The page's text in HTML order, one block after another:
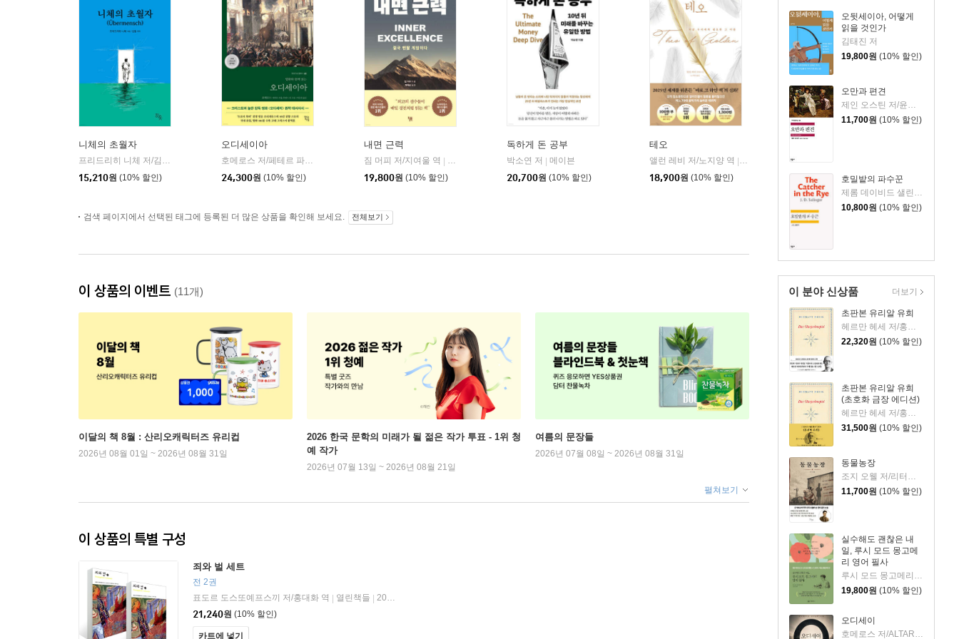
오뒷세이아, 어떻게
읽을 것인가
김태진 저
19,800원 (10% 할인)
오만과 편견
11,700원 (10% 할인)
호밀밭의 파수꾼
10,800원 (10% 할인)
이 분야 신상품
초판본 유리알 유희
22,320원 (10% 할인)
초판본 유리알 유희
(초호화 금장 에디션)
헤르만 헤세 저/홍진호 역
31,500원 (10% 할인)
동물농장
조지 오웰 저/리터링크 역
11,700원 (10% 할인)
실수해도 괜찮은 내
일, 루시 모드 몽고메
리 영어 필사
19,800원 (10% 할인)
오디세이
호메로스 저/ALTARI LAB 편
더보기
니체의 초월자
프리드리히 니체 저/김철 편역
15,210원 (10% 할인)
오디세이아
호메로스 저/페테르 파울 루벤스 그림/박문재 역 | 현대지성
24,300원 (10% 할인)
내면 근력
짐 머피 저/지여울 역
윌북(willbook)
19,800원 (10% 할인)
독하게 돈 공부
박소연 저
메이븐
20,700원 (10% 할인)
테오
앨런 레비 저/노지양 역
오팬하우스
18,900원 (10% 할인)
검색 페이지에서 선택된 태그에 등록된 더 많은 상품을 확인해 보세요. 전체보기
이 상품의 이벤트 (11개)
이달의 책 8월 : 산리오캐릭터즈 유리컵
2026년 08월 01일 ~ 2026년 08월 31일
2026 한국 문학의 미래가 될 젊은 작가 투표 - 1위 청
예 작가
2026년 07월 13일 ~ 2026년 08월 21일
여름의 문장들
2026년 07월 08일 ~ 2026년 08월 31일
펼쳐보기
이 상품의 특별 구성
죄와 벌 세트
전 2권
표도르 도스또예프스끼 저/홍대화 역
열린책들
2009년 11월 30일
21,240원 (10% 할인)
카트에 넣기